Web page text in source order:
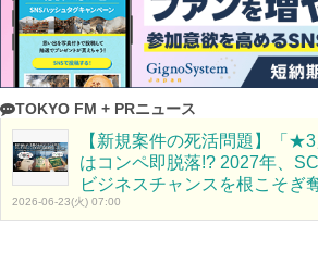
TOKYO FM + PRニュース
【新規案件の死活問題】「
はコンペ即脱落!? 2027年、
ビジネスチャンスを根こそぎ
2026-06-23(火) 07:00